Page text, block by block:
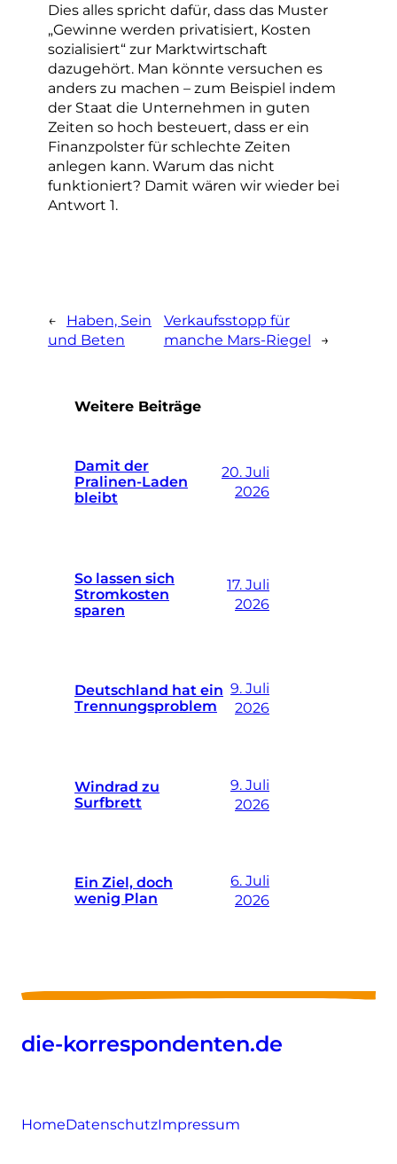
Dies alles spricht dafür, dass das Muster
„Gewinne werden privatisiert, Kosten
sozialisiert“ zur Marktwirtschaft
dazugehört. Man könnte versuchen es
anders zu machen – zum Beispiel indem
der Staat die Unternehmen in guten
Zeiten so hoch besteuert, dass er ein
Finanzpolster für schlechte Zeiten
anlegen kann. Warum das nicht
funktioniert? Damit wären wir wieder bei
Antwort 1.
←
Haben, Sein
und Beten
Verkaufsstopp für
manche Mars-Riegel
→
Weitere Beiträge
Damit der
Pralinen-Laden
bleibt
20. Juli
2026
So lassen sich
Stromkosten
sparen
17. Juli
2026
Deutschland hat ein
Trennungsproblem
9. Juli
2026
Windrad zu
Surfbrett
9. Juli
2026
Ein Ziel, doch
wenig Plan
6. Juli
2026
die-korrespondenten.de
HomeDatenschutzImpressum